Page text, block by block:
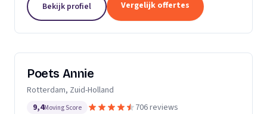
dakgoten...
Bekijk profiel Vergelijk offertes
Poets Annie
Rotterdam, Zuid-Holland
9,4Moving Score 706 reviews